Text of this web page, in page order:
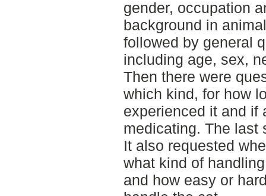
gender, occupation
background in
followed by general
including age, sex,
Then there were
which kind, for how
experienced it and if
medicating. The last
It also requested
what kind of
and how easy or